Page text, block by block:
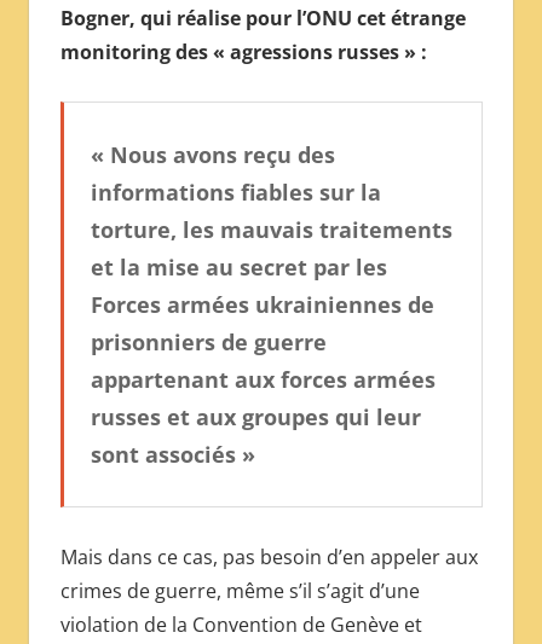
Bogner, qui réalise pour l’ONU cet étrange
monitoring des « agressions russes » :
« Nous avons reçu des
informations fiables sur la
torture, les mauvais traitements
et la mise au secret par les
Forces armées ukrainiennes de
prisonniers de guerre
appartenant aux forces armées
russes et aux groupes qui leur
sont associés »
Mais dans ce cas, pas besoin d’en appeler aux
crimes de guerre, même s’il s’agit d’une
violation de la Convention de Genève et